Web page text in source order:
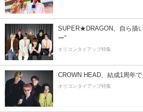
SUPER★DRAGON、自ら描
ー”
オリコンタイアップ特集
CROWN HEAD、結成1周年
オリコンタイアップ特集